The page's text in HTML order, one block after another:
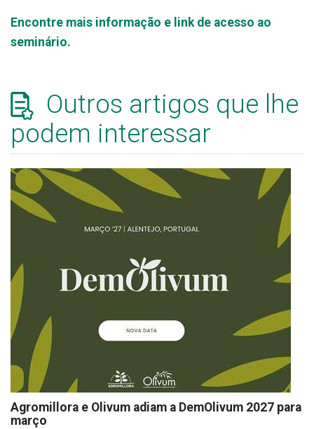
Encontre mais informação e link de acesso ao
seminário.
Outros artigos que lhe
podem interessar
Agromillora e Olivum adiam a DemOlivum 2027 para
março